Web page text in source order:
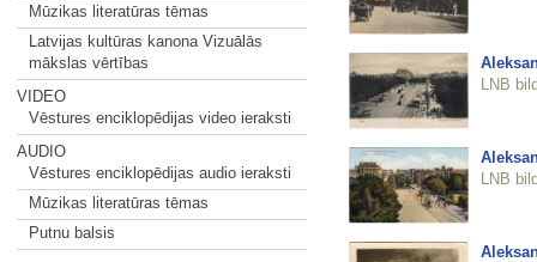
Mūzikas literatūras tēmas
Latvijas kultūras kanona Vizuālās
mākslas vērtības
VIDEO
Vēstures enciklopēdijas video ieraksti
AUDIO
Vēstures enciklopēdijas audio ieraksti
Mūzikas literatūras tēmas
Putnu balsis
LNB
LNB